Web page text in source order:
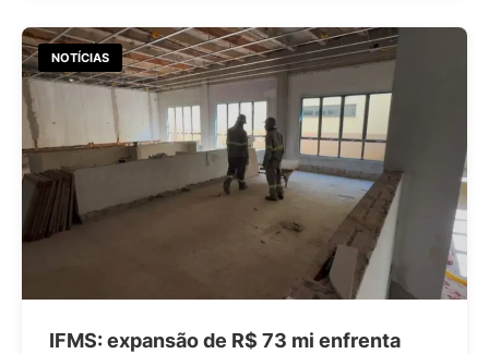
NOTÍCIAS
IFMS: expansão de R$ 73 mi enfrenta